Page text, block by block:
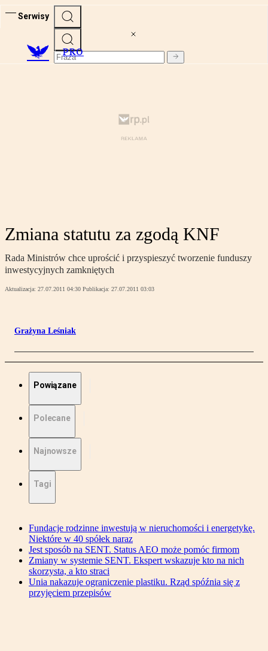
Serwisy
PRO
Zmiana statutu za zgodą KNF
Rada Ministrów chce uprościć i przyspieszyć tworzenie funduszy
inwestycyjnych zamkniętych
Aktualizacja: 27.07.2011 04:30 Publikacja: 27.07.2011 03:03
Grażyna Leśniak
Powiązane
Polecane
Najnowsze
Tagi
Fundacje rodzinne inwestują w nieruchomości i energetykę.
Niektóre w 40 spółek naraz
Jest sposób na SENT. Status AEO może pomóc firmom
Zmiany w systemie SENT. Ekspert wskazuje kto na nich
skorzysta, a kto straci
Unia nakazuje ograniczenie plastiku. Rząd spóźnia się z
przyjęciem przepisów